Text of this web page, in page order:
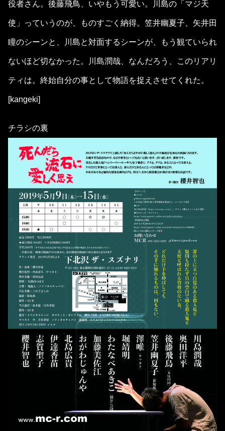
役者さん。後藤飛鳥、いやもう可愛い。川島の「マジ天
使」っていうのが、ものすごく納得。笠井幽夏子、矢井田
瞳のシーンと、川島と対面するシーンが、もう観ていられ
ないほど切なかった。川島潤哉、なんだろう、このリアリ
ティは。終始自分の事として物語を捉えさせてくれた。
[kangeki]
チラシの裏